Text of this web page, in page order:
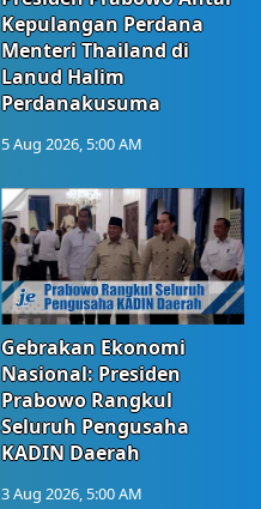
Kepulangan Perdana
Menteri Thailand di
Lanud Halim
Perdanakusuma
5 Aug 2026, 5:00 AM
Gebrakan Ekonomi
Nasional: Presiden
Prabowo Rangkul
Seluruh Pengusaha
KADIN Daerah
3 Aug 2026, 5:00 AM